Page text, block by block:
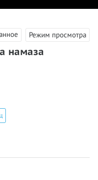
Режим просмотра
намаза